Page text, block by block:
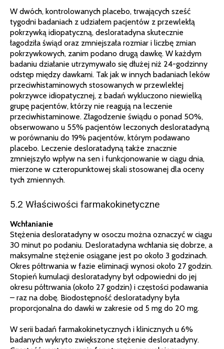
W dwóch, kontrolowanych placebo, trwających sześć
tygodni badaniach z udziałem pacjentów z przewlekłą
pokrzywką idiopatyczną, desloratadyna skutecznie
łagodziła świąd oraz zmniejszała rozmiar i liczbę zmian
pokrzywkowych, zanim podano drugą dawkę. W każdym
badaniu działanie utrzymywało się dłużej niż 24-godzinny
odstęp między dawkami. Tak jak w innych badaniach leków
przeciwhistaminowych stosowanych w przewlekłej
pokrzywce idiopatycznej, z badań wykluczono niewielką
grupę pacjentów, którzy nie reagują na leczenie
przeciwhistaminowe. Złagodzenie świądu o ponad 50%,
obserwowano u 55% pacjentów leczonych desloratadyną
w porównaniu do 19% pacjentów, którym podawano
placebo. Leczenie desloratadyną także znacznie
zmniejszyło wpływ na sen i funkcjonowanie w ciągu dnia,
mierzone w czteropunktowej skali stosowanej dla oceny
tych zmiennych.
5.2 Właściwości farmakokinetyczne
Wchłanianie
Stężenia desloratadyny w osoczu można oznaczyć w ciągu
30 minut po podaniu. Desloratadyna wchłania się dobrze, a
maksymalne stężenie osiągane jest po około 3 godzinach.
Okres półtrwania w fazie eliminacji wynosi około 27 godzin.
Stopień kumulacji desloratadyny był odpowiedni do jej
okresu półtrwania (około 27 godzin) i częstości podawania
– raz na dobę. Biodostępność desloratadyny była
proporcjonalna do dawki w zakresie od 5 mg do 20 mg.
W serii badań farmakokinetycznych i klinicznych u 6%
badanych wykryto zwiększone stężenie desloratadyny.